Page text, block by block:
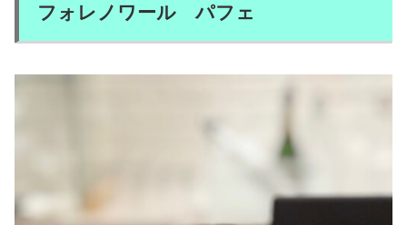
フォレノワール パフェ